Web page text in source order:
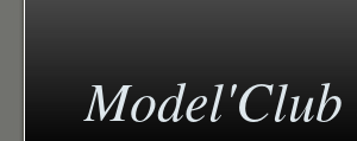
Model'Club